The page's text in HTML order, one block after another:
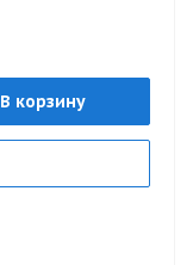
В корзину